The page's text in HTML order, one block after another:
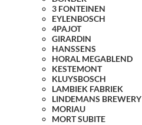
3 FONTEINEN
EYLENBOSCH
4PAJOT
GIRARDIN
HANSSENS
HORAL MEGABLEND
KESTEMONT
KLUYSBOSCH
LAMBIEK FABRIEK
LINDEMANS BREWERY
MORIAU
MORT SUBITE